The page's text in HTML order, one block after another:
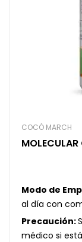
COCÓ MARCH
Modo de
al día con
Precaución:
médico si